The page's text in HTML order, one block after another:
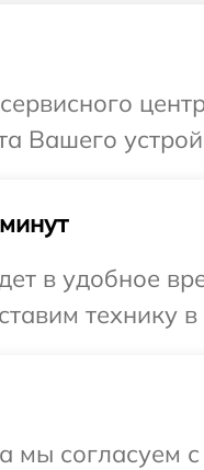
Вашего
в удобное
технику
мы согласуем